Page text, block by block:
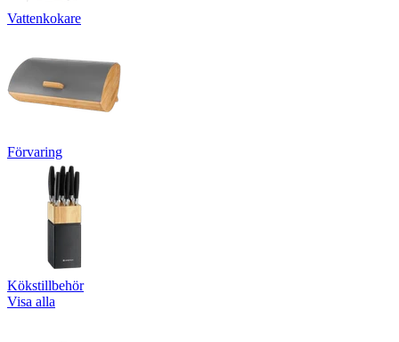
Vattenkokare
Förvaring
Kökstillbehör
Visa alla